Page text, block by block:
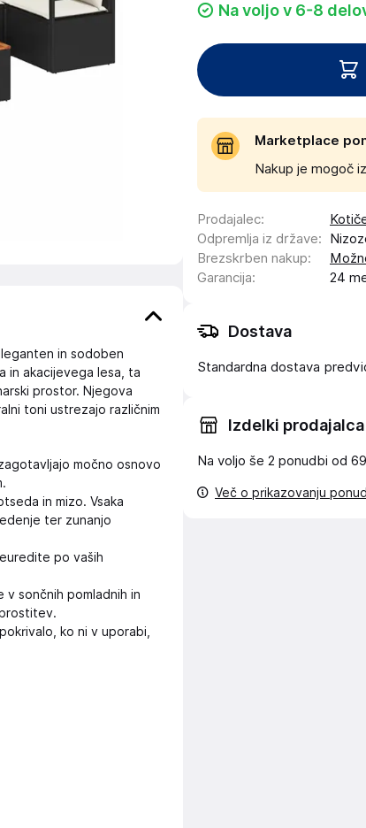
in sodoben
in akacijevega lesa, ta
prostor. Njegova
toni ustrezajo različnim
močno osnovo
in mizo. Vsaka
ter zunanjo
po vaših
sončnih pomladnih in
ko ni v uporabi,
Na voljo v 6-8
Marketplace
Nakup je mogoč
Prodajalec:
Odpremlja iz države:
Brezskrben nakup:
Garancija: 24
Dostava
Standardna dostava
Izdelki prodajalca
Na voljo še 2 ponudbi od
Več o prikazovanju